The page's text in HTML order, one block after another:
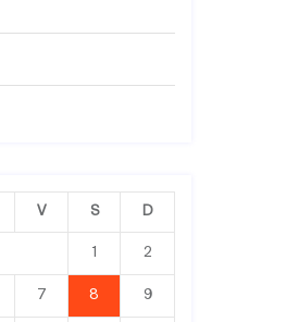
V S D
1 2
7 8 9